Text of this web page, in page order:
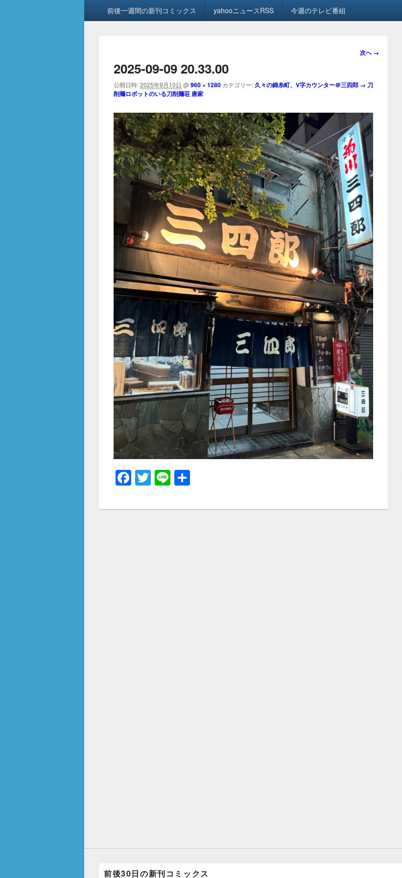
前後一週間の新刊コミックス yahooニュースRSS 今週のテレビ番組
画
ビ
シ
ョ
ン
次へ →
2025-09-09 20.33.00
公開日時:2025年9月10日 @960 × 1280 カテゴリー:久々の錦糸町、V字カウンター＠三四郎 → 刀
削麺ロボットのいる刀削麺荘 唐家
F
c
T
tt
Li
e
前後30日の新刊コミックス